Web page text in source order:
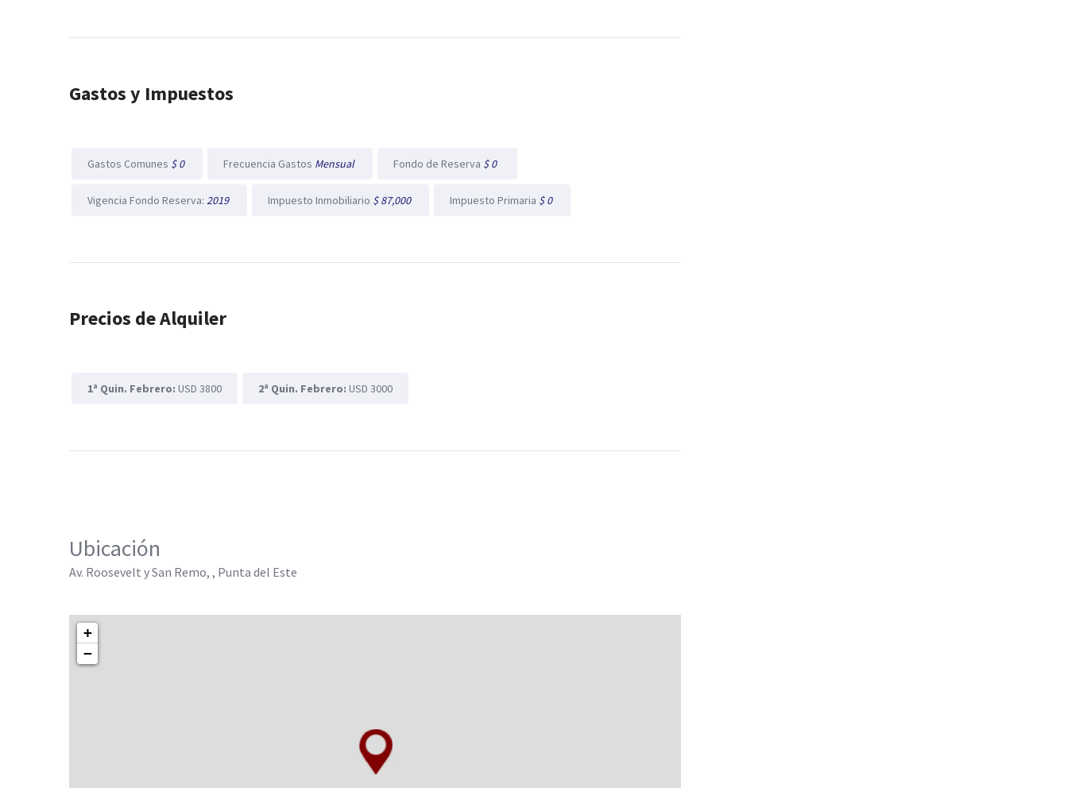
Gastos y Impuestos
Gastos Comunes $ 0 Frecuencia Gastos Mensual Fondo de Reserva $ 0
Vigencia Fondo Reserva: 2019 Impuesto Inmobiliario $ 87,000 Impuesto Primaria $ 0
Precios de Alquiler
1ª Quin. Febrero: USD 3800 2ª Quin. Febrero: USD 3000
Ubicación
Av. Roosevelt y San Remo, , Punta del Este
+
−